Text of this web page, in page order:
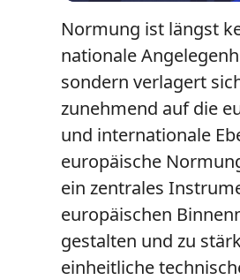
Normung ist längst
nationale
sondern verlagert
zunehmend auf die
und internationale
europäische
ein zentrales
europäischen
gestalten und zu
einheitliche